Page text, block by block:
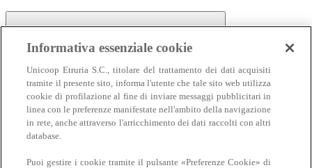
Carne
Carne
Informativa essenziale cookie
Unicoop Etruria S.C., titolare del trattamento dei dati acquisiti
tramite il presente sito, informa l'utente che tale sito web utilizza
cookie di profilazione al fine di inviare messaggi pubblicitari in
linea con le preferenze manifestate nell'ambito della navigazione
in rete, anche attraverso l'arricchimento dei dati raccolti con altri
database.
Puoi gestire i cookie tramite il pulsante «Preferenze Cookie» di